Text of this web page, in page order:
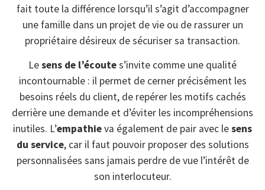
fait toute la différence lorsqu’il s’agit d’accompagner
une famille dans un projet de vie ou de rassurer un
propriétaire désireux de sécuriser sa transaction.
Lesens de l’écoutes’invite comme une qualité
incontournable : il permet de cerner précisément les
besoins réels du client, de repérer les motifs cachés
derrière une demande et d’éviter les incompréhensions
inutiles. L’empathieva également de pair avec lesens
du service, car il faut pouvoir proposer des solutions
personnalisées sans jamais perdre de vue l’intérêt de
son interlocuteur.